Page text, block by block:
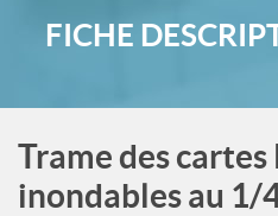
FICHE
Trame des cartes
inondables au 1/